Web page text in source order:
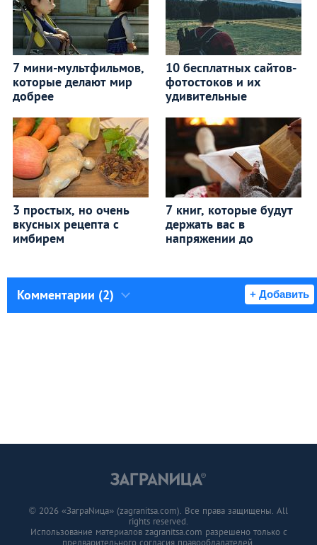
7 мини-мультфильмов,
которые делают мир
добрее
10 бесплатных сайтов-
фотостоков и их
удивительные
3 простых, но очень
вкусных рецепта с
имбирем
7 книг, которые будут
держать вас в
напряжении до
Комментарии (2) + Добавить
© 2026 «ЗаграNица» (zagranitsa.com). Все права защищены. All
rights reserved.
Использование материалов zagranitsa.com разрешено только с
предварительного согласия правообладателей.